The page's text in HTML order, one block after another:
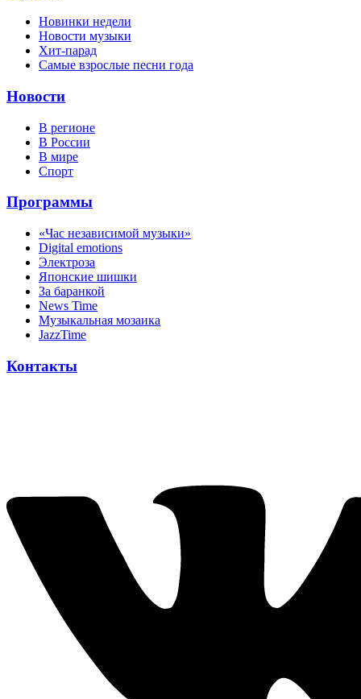
Новинки недели
Новости музыки
Хит-парад
Самые взрослые песни года
Новости
В регионе
В России
В мире
Спорт
Программы
«Час независимой музыки»
Digital emotions
Электроза
Японскиe шишки
За баранкой
News Time
Музыкальная мозаика
JazzTime
Контакты